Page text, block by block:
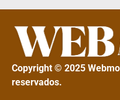
Copyright © 2025
reservados.